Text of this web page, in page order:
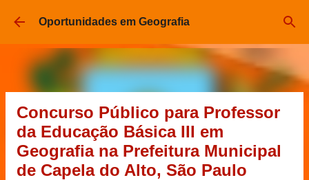
Pular para o conteúdo principal
Oportunidades em Geografia
Concurso Público para Professor
da Educação Básica III em
Geografia na Prefeitura Municipal
de Capela do Alto, São Paulo